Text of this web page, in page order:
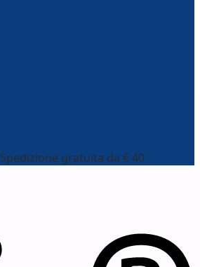
Spedizione gratuita da € 40